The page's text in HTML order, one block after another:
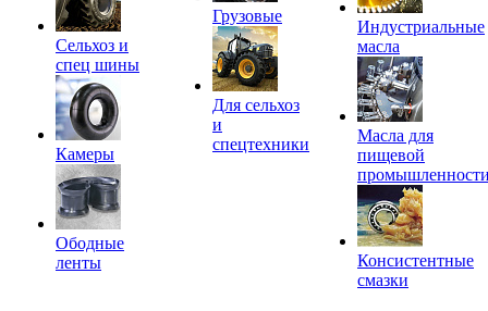
Сельхоз и
спец шины
Камеры
Ободные
ленты
Грузовые
Для сельхоз
и
спецтехники
Индустриальные
масла
Масла для
пищевой
Консистентные
смазки